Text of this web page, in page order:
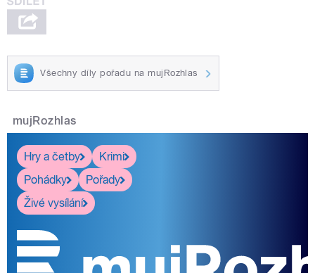
Všechny díly pořadu na mujRozhlas
mujRozhlas
Hry a četby
Krimi
Pohádky
Pořady
Živé vysílání